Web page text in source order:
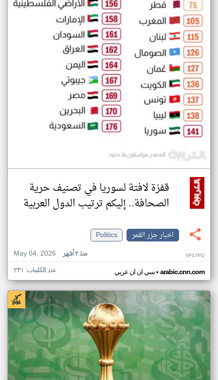
قفزة لافتة لسوريا في تصنيف حرية
الصحافة.. إليكم ترتيب الدول العربية
اخبار جزر القمر
Politics
May 04, 2026
منذ ٣ أشهر VF17PD
سي ان ان عربي• arabic.cnn.com عدد الكلمات: ٢٣١